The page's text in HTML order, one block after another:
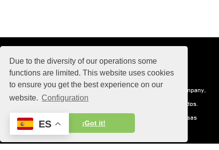
Due to the diversity of our operations some
functions are limited. This website uses cookies
to ensure you get the best experience on our
website. Configuration
¡Got it!
Con pasión para el universo, Casas Optimus, Operating Company,
S.A. 2017-2030 © copyright todos los derechos reservados.
Para poder apreciar al máximo el universo mágico de Casas
Optimus actualiza constantemente tus dispositivos.
ES